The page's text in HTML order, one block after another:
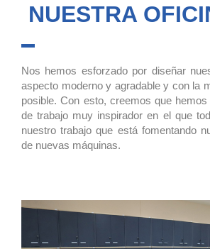
NUESTRA
Nos hemos esforzado por diseñar
aspecto moderno y agradable y con la
posible. Con esto, creemos que
de trabajo muy inspirador en el que
nuestro trabajo que está fomentando
de nuevas máquinas.